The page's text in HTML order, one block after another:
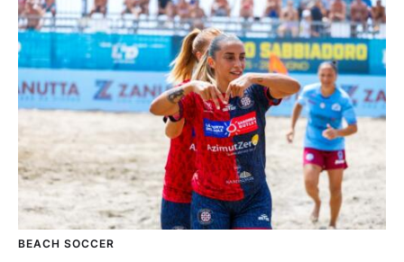
BEACH SOCCER